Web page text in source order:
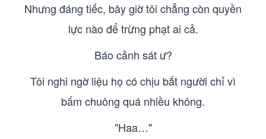
Nhưng đáng tiếc, bây giờ tôi chẳng còn quyền
lực nào để trừng phạt ai cả.
Báo cảnh sát ư?
Tôi nghi ngờ liệu họ có chịu bắt người chỉ vì
bấm chuông quá nhiều không.
"Haa…"